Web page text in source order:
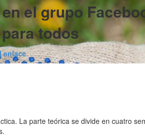
el grupo
todos
enlace
La parte teórica se divide en cuatro